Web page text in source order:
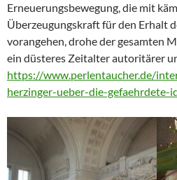
Erneuerungsbewegung, die mit
Überzeugungskraft für den Erhalt
vorangehen, drohe der gesamten
ein düsteres Zeitalter autoritärer
https://www.perlentaucher.de/
herzinger-ueber-die-gefaehrdete-